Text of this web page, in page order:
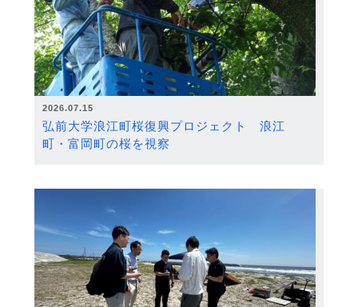
2026.07.15
弘前大学浪江町桜復興プロジェクト 浪江
町・富岡町の桜を視察